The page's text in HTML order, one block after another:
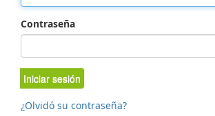
Contraseña
Iniciar sesión
¿Olvidó su contraseña?